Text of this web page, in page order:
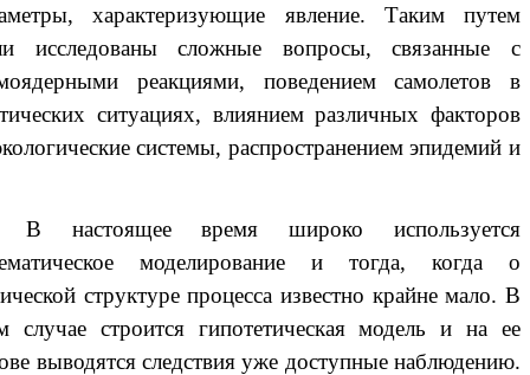
характеризующие явление. Таким путем
исследованы сложные вопросы, связанные с
реакциями, поведением самолетов в
ситуациях, влиянием различных факторов
системы, распространением эпидемий и
время широко используется
моделирование и тогда, когда о
структуре процесса известно крайне мало. В
случае строится гипотетическая модель и на ее
выводятся следствия уже доступные наблюдению.